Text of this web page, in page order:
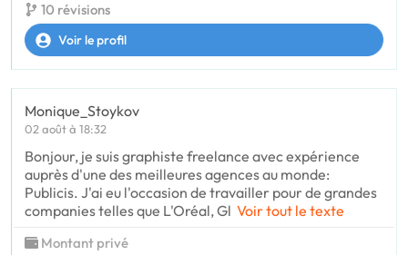
10 révisions
Voir le profil
Monique_Stoykov
02 août à 18:32
Bonjour, je suis graphiste freelance avec expérience
auprès d'une des meilleures agences au monde:
Publicis. J'ai eu l'occasion de travailler pour de grandes
companies telles que L'Oréal, Gl Voir tout le texte
Montant privé